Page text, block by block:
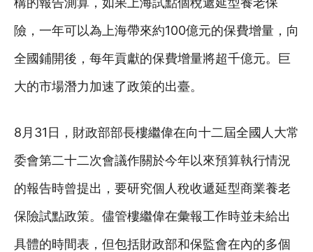
險，一年可以為上海帶來約100億元的保費增量，向
全國鋪開後，每年貢獻的保費增量將超千億元。巨
大的市場潛力加速了政策的出臺。
8月31日，財政部部長樓繼偉在向十二屆全國人大常
委會第二十二次會議作關於今年以來預算執行情況
的報告時曾提出，要研究個人稅收遞延型商業養老
保險試點政策。儘管樓繼偉在彙報工作時並未給出
具體的時間表，但包括財政部和保監會在內的多個